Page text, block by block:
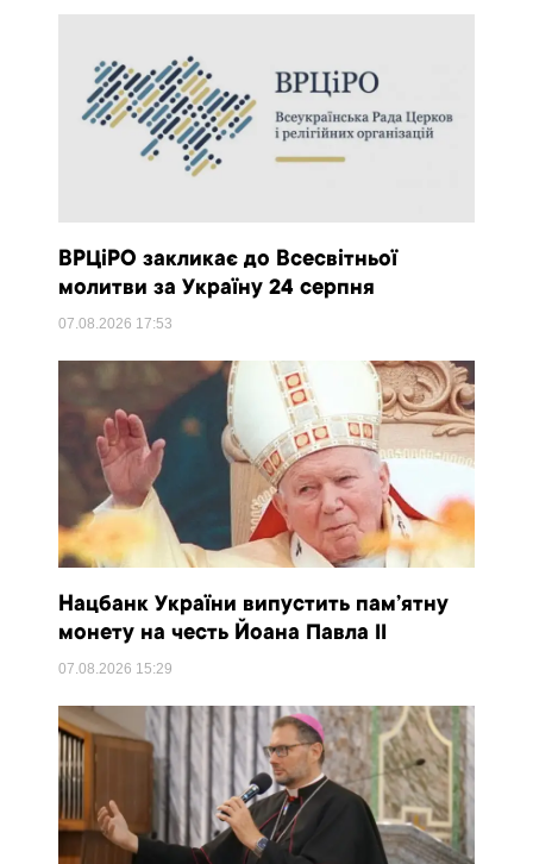
ВРЦіРО закликає до Всесвітньої
молитви за Україну 24 серпня
07.08.2026 17:53
Нацбанк України випустить пам’ятну
монету на честь Йоана Павла II
07.08.2026 15:29